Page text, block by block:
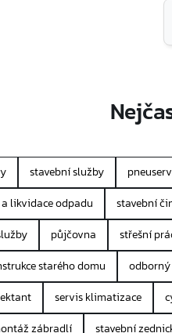
stavební služby
likvidace odpadu stavební
půjčovna střešní
starého domu odborný
servis klimatizace
zábradlí stavební